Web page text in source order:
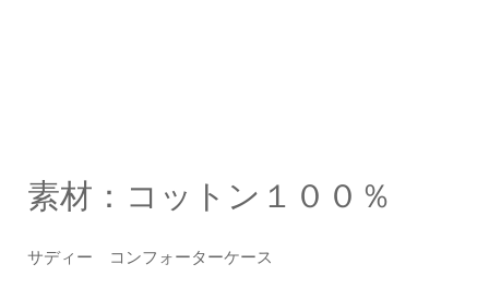
素材：コットン１００％
サディー コンフォーターケース